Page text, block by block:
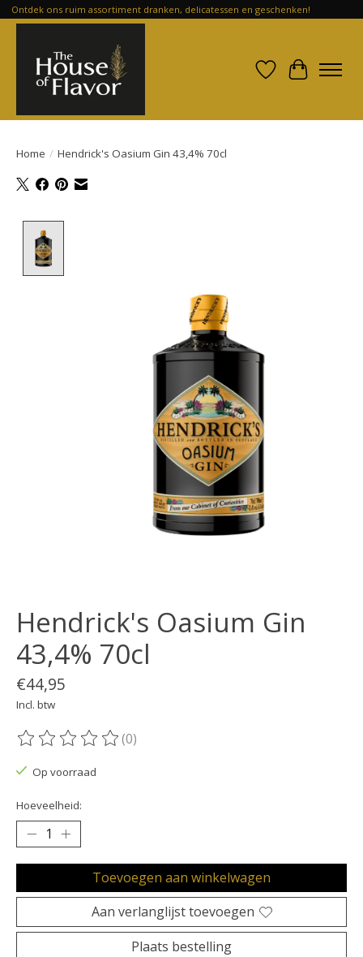
Ontdek ons ruim assortiment dranken, delicatessen en geschenken!
Verlanglijst
Home / Hendrick's Oasium Gin 43,4% 70cl
Hendrick's Oasium Gin
43,4% 70cl
€44,95
Incl. btw
De beoordeling van dit product is
(0)
Op voorraad
Hoeveelheid:
Toevoegen aan winkelwagen
Aan verlanglijst toevoegen
Plaats bestelling